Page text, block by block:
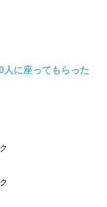
人に座ってもらった